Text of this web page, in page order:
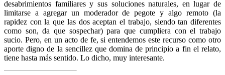
desabrimientos familiares y sus soluciones naturales, en lugar de
limitarse a agregar un moderador de pegote y algo remoto (la
rapidez con la que las dos aceptan el trabajo, siendo tan diferentes
como son, da que sospechar) para que cumpliera con el trabajo
sucio. Pero, en un acto de fe, si entendemos este recurso como otro
aporte digno de la sencillez que domina de principio a fin el relato,
tiene hasta más sentido. Lo dicho, muy interesante.